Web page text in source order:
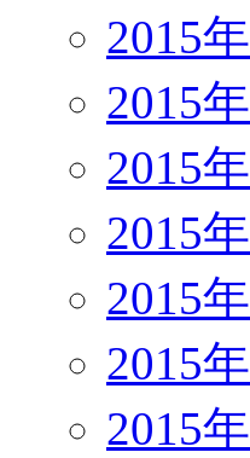
2015
2015
2015
2015
2015
2015
2015